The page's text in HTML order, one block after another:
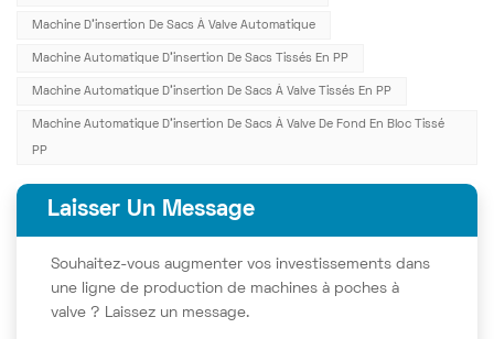
Machine D'insertion De Sacs À Valve Automatique
Machine Automatique D'insertion De Sacs Tissés En PP
Machine Automatique D'insertion De Sacs À Valve Tissés En PP
Machine Automatique D'insertion De Sacs À Valve De Fond En Bloc Tissé
PP
Laisser Un Message
Souhaitez-vous augmenter vos investissements dans
une ligne de production de machines à poches à
valve ? Laissez un message.